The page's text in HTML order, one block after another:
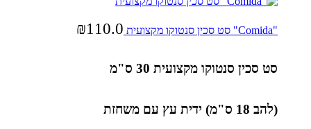
"Comida" סט סכין סנטוקו מקצועית ₪110.0
סט סכין סנטוקו מקצועית 30 ס"מ
(להב 18 ס"מ) ידית עץ עם משחזת